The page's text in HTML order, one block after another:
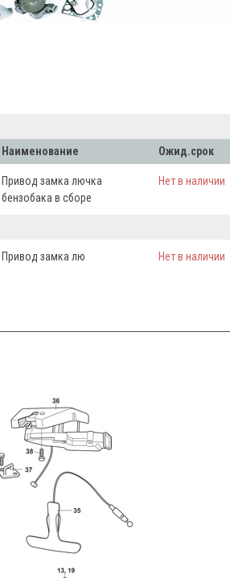
Наименование Ожид.срок
Привод замка лючка
бензобака в сборе
Нет в наличии
Привод замка лю Нет в наличии